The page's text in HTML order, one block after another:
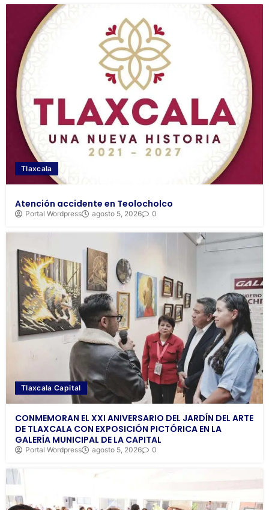
Tlaxcala
Atención accidente en Teolocholco
Portal Wordpress agosto 5, 2026 0
Tlaxcala Capital
CONMEMORAN EL XXI ANIVERSARIO DEL JARDÍN DEL ARTE
DE TLAXCALA CON EXPOSICIÓN PICTÓRICA EN LA
GALERÍA MUNICIPAL DE LA CAPITAL
Portal Wordpress agosto 5, 2026 0